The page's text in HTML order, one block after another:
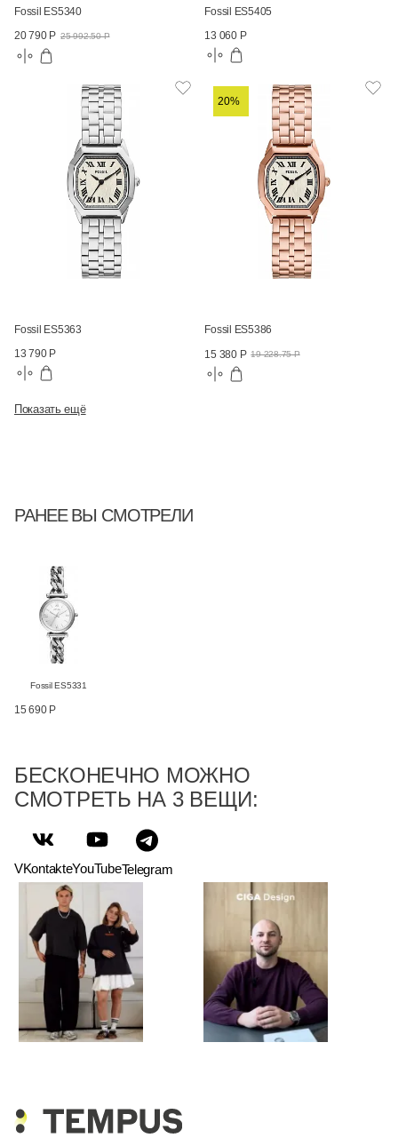
Fossil ES5340
20 790 Р 25 992.50 Р
Fossil ES5405
13 060 Р
Fossil ES5363
13 790 Р
20%
Fossil ES5386
15 380 Р 19 228.75 Р
Показать ещё
РАНЕЕ ВЫ СМОТРЕЛИ
Fossil ES5331
15 690 Р
БЕСКОНЕЧНО МОЖНО
СМОТРЕТЬ НА 3 ВЕЩИ:
VKontakteYouTubeTelegram